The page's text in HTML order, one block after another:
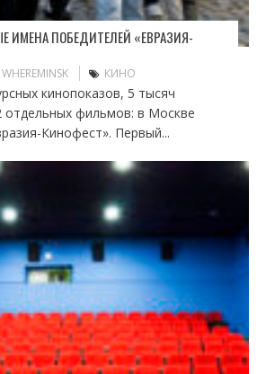
ИМЕНА ПОБЕДИТЕЛЕЙ «ЕВРАЗИЯ-
WHEREMINSK КИНО
кинопоказов, 5 тысяч
отдельных фильмов: в Москве
Кинофест». Первый...